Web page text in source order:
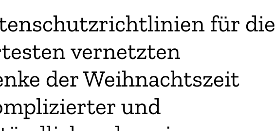
für die
vernetzten
der Weihnachtszeit
und